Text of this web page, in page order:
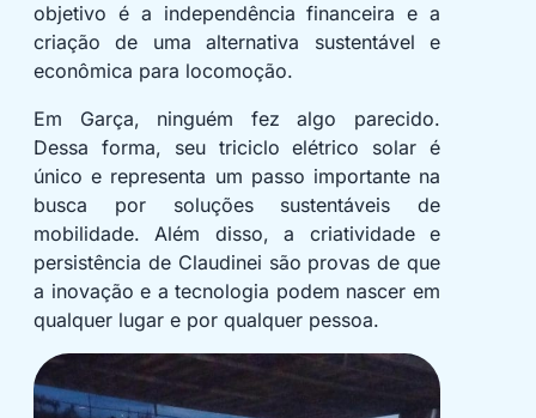
objetivo é a independência financeira e a
criação de uma alternativa sustentável e
econômica para locomoção.
Em Garça, ninguém fez algo parecido.
Dessa forma, seu triciclo elétrico solar é
único e representa um passo importante na
busca por soluções sustentáveis de
mobilidade. Além disso, a criatividade e
persistência de Claudinei são provas de que
a inovação e a tecnologia podem nascer em
qualquer lugar e por qualquer pessoa.